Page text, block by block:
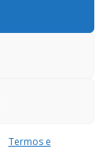
Termos e